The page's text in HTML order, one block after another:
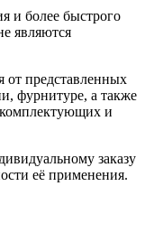
и более быстрого
являются
от представленных
фурнитуре, а также
и
заказу
её применения.